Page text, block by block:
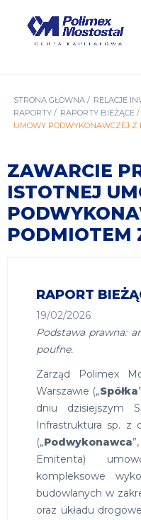
ŚCIEŻKA
STRONA GŁÓWNA RELACJE
RAPORTY
RAPORTY BIEŻĄCE
UMOWY PODWYKONAWCZEJ Z
ZAWARCIE
ISTOTNEJ
PODMIOTEM
RAPORT
19/02/2026
Podstawa prawna:
poufne.
Zarząd Polimex
Warszawie („Spółka
dniu dzisiejszym
Infrastruktura sp. z
(„Podwykonawca
Emitenta)
kompleksowe
budowlanych w
oraz układu